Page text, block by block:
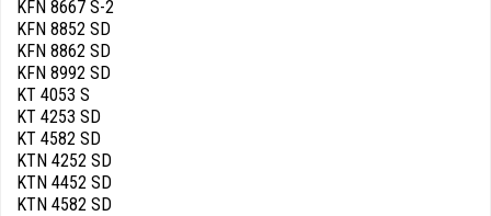
KFN 8667 S-2
KFN 8852 SD
KFN 8862 SD
KFN 8992 SD
KT 4053 S
KT 4253 SD
KT 4582 SD
KTN 4252 SD
KTN 4452 SD
KTN 4582 SD